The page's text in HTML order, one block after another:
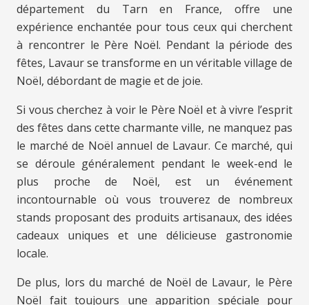
département du Tarn en France, offre une
expérience enchantée pour tous ceux qui cherchent
à rencontrer le Père Noël. Pendant la période des
fêtes, Lavaur se transforme en un véritable village de
Noël, débordant de magie et de joie.
Si vous cherchez à voir le Père Noël et à vivre l’esprit
des fêtes dans cette charmante ville, ne manquez pas
le marché de Noël annuel de Lavaur. Ce marché, qui
se déroule généralement pendant le week-end le
plus proche de Noël, est un événement
incontournable où vous trouverez de nombreux
stands proposant des produits artisanaux, des idées
cadeaux uniques et une délicieuse gastronomie
locale.
De plus, lors du marché de Noël de Lavaur, le Père
Noël fait toujours une apparition spéciale pour